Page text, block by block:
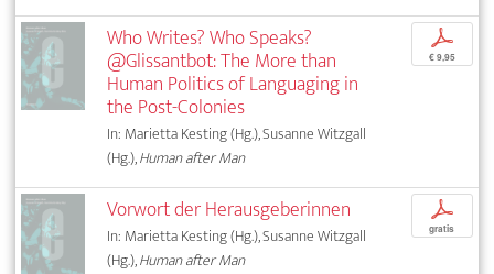
Who Writes? Who Speaks?
@Glissantbot: The More than
Human Politics of Languaging in
the Post-Colonies
In: Marietta Kesting (Hg.), Susanne Witzgall
(Hg.),Human after Man
p
€ 9,95
Vorwort der Herausgeberinnen
In: Marietta Kesting (Hg.), Susanne Witzgall
(Hg.),Human after Man
p
gratis